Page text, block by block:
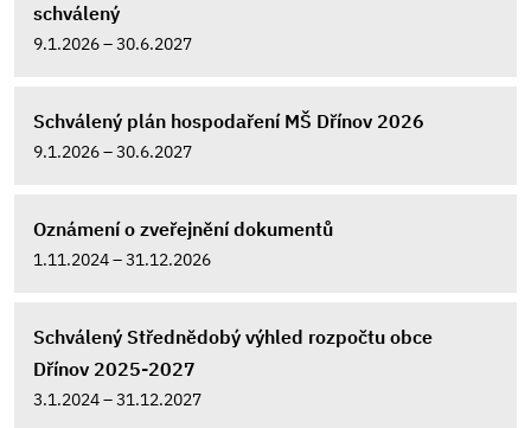
schválený
9.1.2026 – 30.6.2027
Schválený plán hospodaření MŠ Dřínov 2026
9.1.2026 – 30.6.2027
Oznámení o zveřejnění dokumentů
1.11.2024 – 31.12.2026
Schválený Střednědobý výhled rozpočtu obce
Dřínov 2025-2027
3.1.2024 – 31.12.2027